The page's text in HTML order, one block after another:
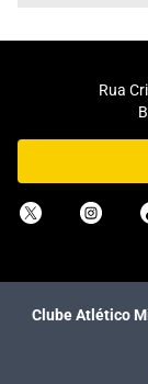
Rua
Clube Atlético